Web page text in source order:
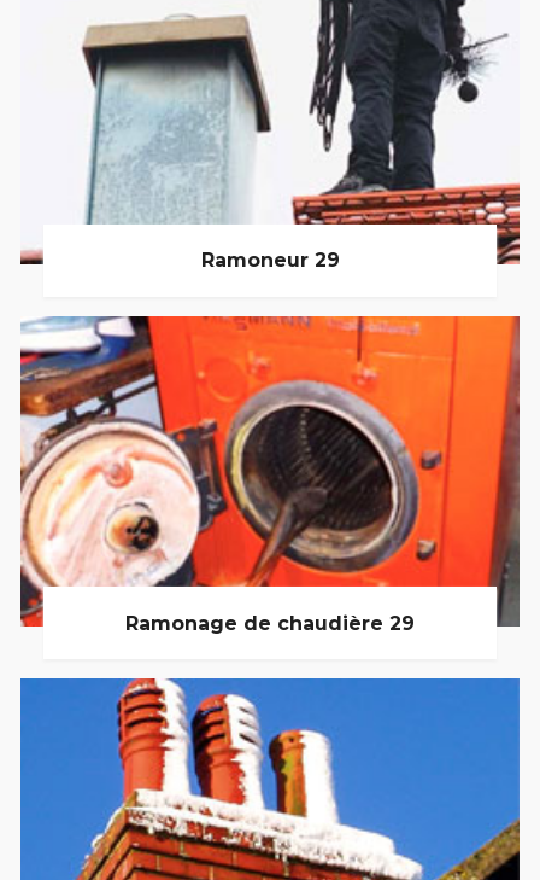
Ramoneur 29
Ramonage de chaudière 29